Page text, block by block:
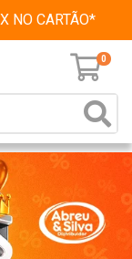
NO CARTÃO*
0